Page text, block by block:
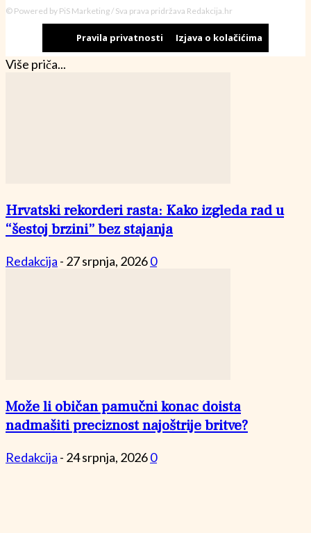
© Powered by PiS Marketing / Sva prava pridržava Redakcija.hr
Pravila privatnosti Izjava o kolačićima
Više priča...
Hrvatski rekorderi rasta: Kako izgleda rad u
“šestoj brzini” bez stajanja
Redakcija - 27 srpnja, 20260
Može li običan pamučni konac doista
nadmašiti preciznost najoštrije britve?
Redakcija - 24 srpnja, 20260